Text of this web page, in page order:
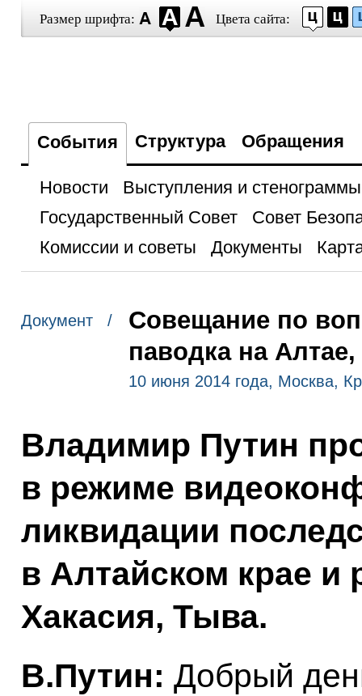
Размер шрифта: Цвета сайта:
События Структура Обращения
Новости
Выступления и стенограммы
Государственный Совет
Совет
Комиссии и советы
Документы
Документ /
Совещание по
паводка на
10 июня 2014 года, Москва,
Владимир Путин
в режиме
ликвидации
в Алтайском крае и
Хакасия, Тыва.
В.Путин: Добрый